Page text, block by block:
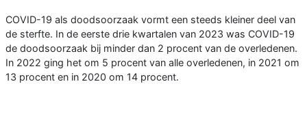
COVID-19 als doodsoorzaak vormt een steeds kleiner deel van
de sterfte. In de eerste drie kwartalen van 2023 was COVID-19
de doodsoorzaak bij minder dan 2 procent van de overledenen.
In 2022 ging het om 5 procent van alle overledenen, in 2021 om
13 procent en in 2020 om 14 procent.